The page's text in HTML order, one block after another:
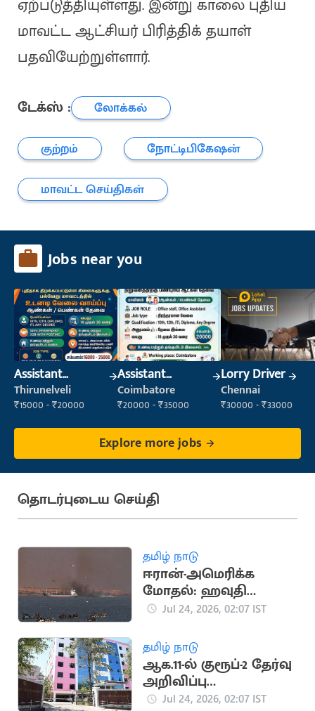
ஏற்படுத்தியுள்ளது. இன்று காலை புதிய
மாவட்ட ஆட்சியர் பிரித்திக் தயாள்
பதவியேற்றுள்ளார்.
டேக்ஸ் :
லோக்கல்
குற்றம்
நோட்டிபிகேஷன்
மாவட்ட செய்திகள்
Jobs near you
Assistant
Manager
Thirunelveli
₹15000 - ₹20000
Assistant
Manager
Coimbatore
₹20000 - ₹35000
Lorry Driver
Chennai
₹30000 - ₹33000
Explore more jobs
தொடர்புடைய செய்தி
தமிழ் நாடு
ஈரான்-அமெரிக்க
மோதல்: ஹவுதி
கிளர்ச்சியாளர்கள்
தாக்குதல்
Jul 24, 2026, 02:07 IST
தமிழ் நாடு
ஆக.11-ல் குரூப்-2 தேர்வு
அறிவிப்பு
வெளியாகும் என
Jul 24, 2026, 02:07 IST